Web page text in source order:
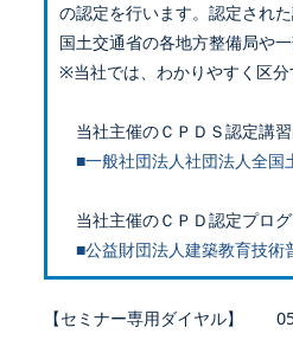
の認定を行います。認定され
国土交通省の各地方整備局や
※当社では、わかりやすく区分
当社主催のＣＰＤＳ認定講
■一般社団法人社団法人全
当社主催のＣＰＤ認定プロ
■公益財団法人建築教育技
【セミナー専用ダイヤル】